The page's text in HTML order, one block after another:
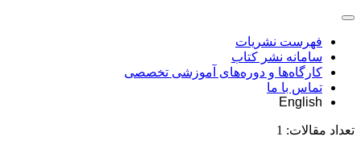
فهرست نشریات
سامانه نشر کتاب
کارگاه‌ها و دوره‌های آموزشی تخصصی
تماس با ما
English
تعداد مقالات: 1